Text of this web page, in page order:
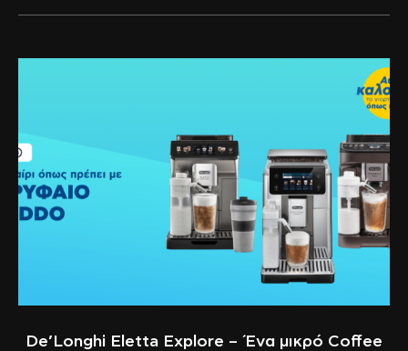
De’Longhi Eletta Explore – Ένα μικρό Coffee